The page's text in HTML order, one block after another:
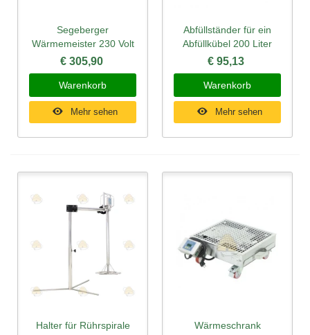
Segeberger
Wärmemeister 230 Volt
€ 305,90
Warenkorb
Mehr sehen
Abfüllständer für ein
Abfüllkübel 200 Liter
€ 95,13
Warenkorb
Mehr sehen
Halter für Rührspirale Wärmeschrank